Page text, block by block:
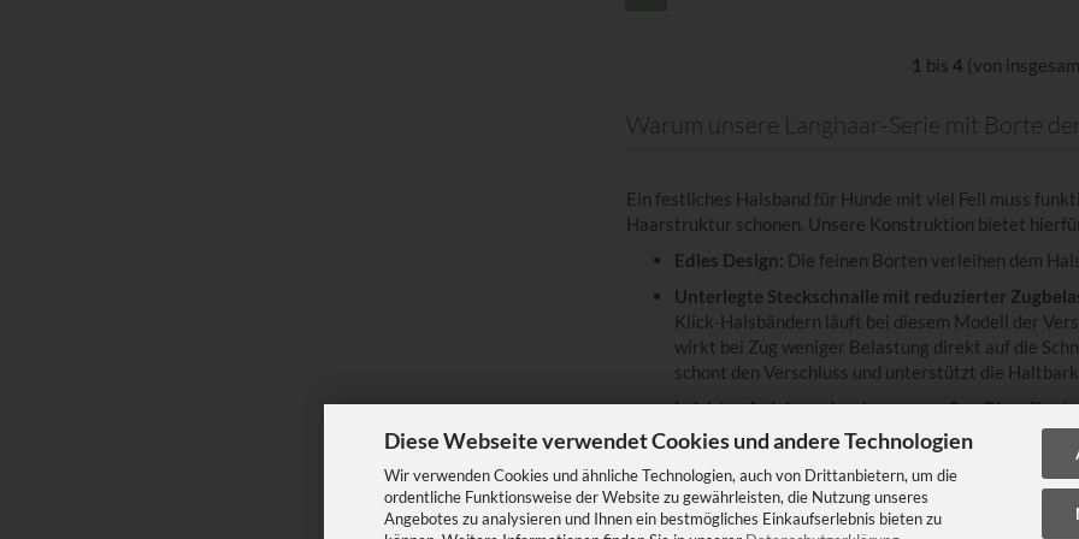
Diese Webseite verwendet Cookies und andere Technologien
Wir verwenden Cookies und ähnliche Technologien, auch von Drittanbietern, um die
ordentliche Funktionsweise der Website zu gewährleisten, die Nutzung unseres
Angebotes zu analysieren und Ihnen ein bestmögliches Einkaufserlebnis bieten zu
1 bis4 (von
Warum unsere Langhaar-Serie mit Borte
Ein festliches Halsband für Hunde mit viel Fell muss
Haarstruktur schonen. Unsere Konstruktion bietet
Edles Design: Die feinen Borten verleihen dem
Unterlegte Steckschnalle mit reduzierter
Klick-Halsbändern läuft bei diesem Modell der
wirkt bei Zug weniger Belastung direkt auf die
schont den Verschluss und unterstützt die
Leichtes Anleinen durch extragroßen Ring:Der
über das Deckhaar hinaus. Das mühsame Suchen
Ring zum Anleinen sofort, was den Alltag spürbar
Pflege- und Sicherheitshinweis:Diese Halsbänder sind
besondere Momente. Um die filigrane Borte zu schützen,